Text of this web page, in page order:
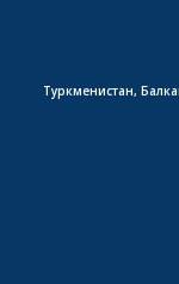
Туркменистан,